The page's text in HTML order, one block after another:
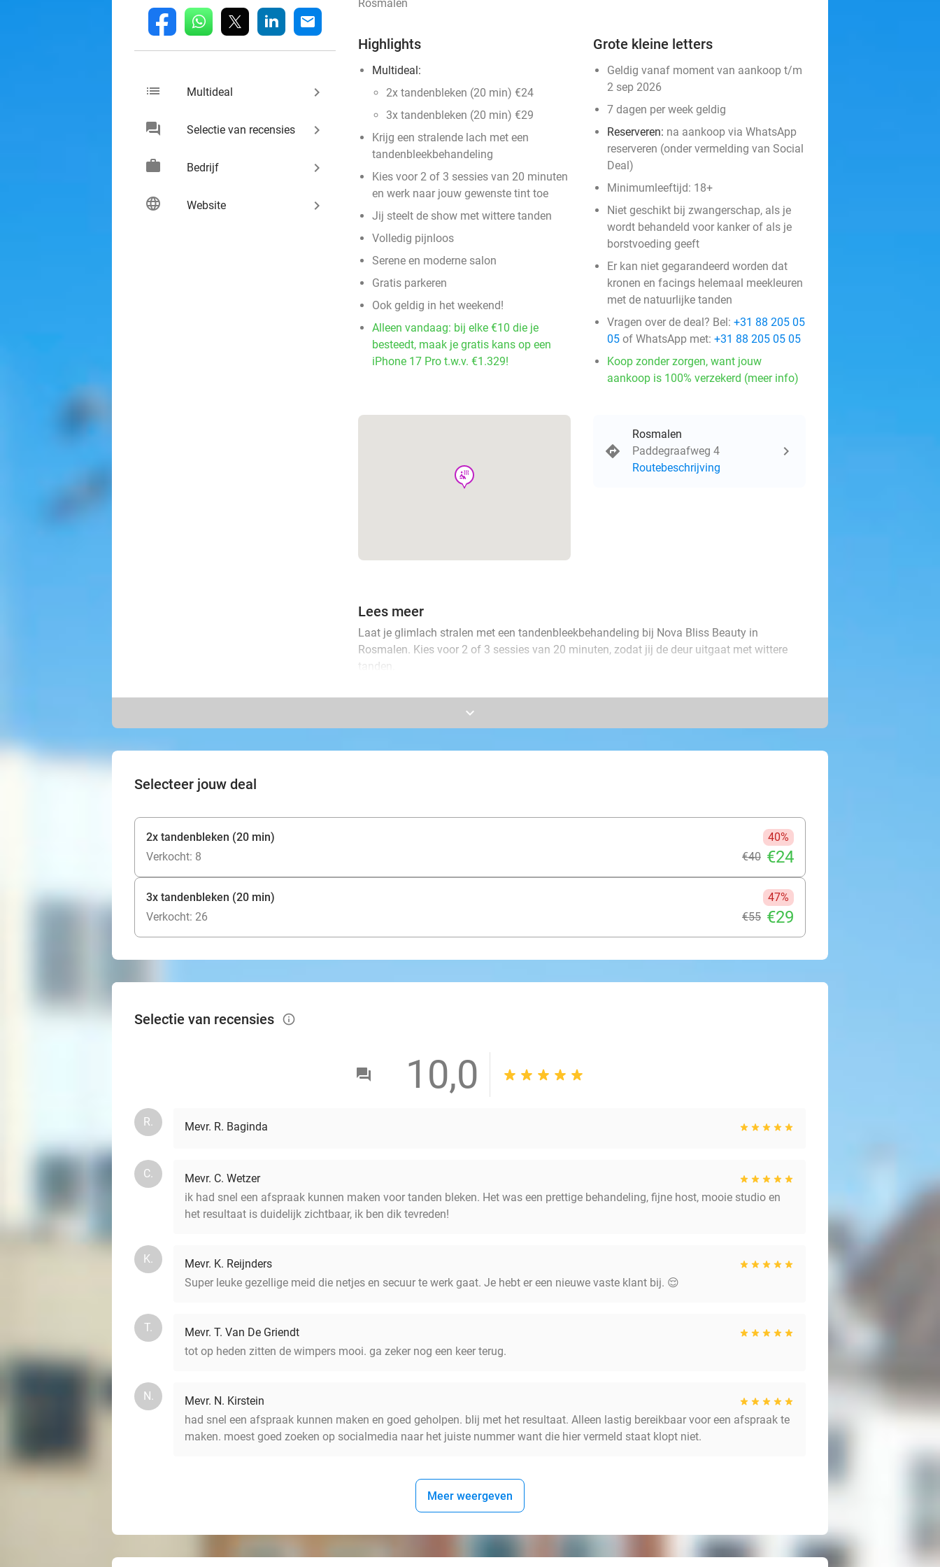
fb whatsapp linkedin mail
list Multideal keyboard_arrow_right
chat Selectie van recensies keyboard_arrow_right
work Bedrijf keyboard_arrow_right
language Website keyboard_arrow_right
Rosmalen
Highlights
Multideal:
2x tandenbleken (20 min) €24
3x tandenbleken (20 min) €29
Krijg een stralende lach met een
tandenbleekbehandeling
Kies voor 2 of 3 sessies van 20 minuten
en werk naar jouw gewenste tint toe
Jij steelt de show met wittere tanden
Volledig pijnloos
Serene en moderne salon
Gratis parkeren
Ook geldig in het weekend!
Alleen vandaag: bij elke €10 die je
besteedt, maak je gratis kans op een
iPhone 17 Pro t.w.v. €1.329!
Grote kleine letters
Geldig vanaf moment van aankoop t/m
2 sep 2026
7 dagen per week geldig
Reserveren: na aankoop via WhatsApp
reserveren (onder vermelding van Social
Deal)
Minimumleeftijd: 18+
Niet geschikt bij zwangerschap, als je
wordt behandeld voor kanker of als je
borstvoeding geeft
Er kan niet gegarandeerd worden dat
kronen en facings helemaal meekleuren
met de natuurlijke tanden
Vragen over de deal? Bel: +31 88 205 05
05 of WhatsApp met: +31 88 205 05 05
Koop zonder zorgen, want jouw
aankoop is 100% verzekerd (meer info)
wellness
Rosmalen
Paddegraafweg 4
Routebeschrijving
Lees meer
Laat je glimlach stralen met een tandenbleekbehandeling bij Nova Bliss Beauty in
Rosmalen. Kies voor 2 of 3 sessies van 20 minuten, zodat jij de deur uitgaat met wittere
tanden.
In de gloednieuwe salon word je hartelijk ontvangen, waardoor je je meteen op je gemak
voelt. Door het gebruik van LED-licht en bleekgel worden jouw tanden geleidelijk witter,
Bliss Beauty!
keyboard_arrow_down
Selecteer jouw deal
2x tandenbleken (20 min)
40%
Verkocht: 8
€40 €24
3x tandenbleken (20 min)
47%
Verkocht: 26
€55 €29
Selectie van recensies info_outlined
10,0
R. Mevr. R. Baginda
C.
Mevr. C. Wetzer
ik had snel een afspraak kunnen maken voor tanden bleken. Het was een prettige behandeling, fijne host, mooie studio en
het resultaat is duidelijk zichtbaar, ik ben dik tevreden!
K.
Mevr. K. Reijnders
Super leuke gezellige meid die netjes en secuur te werk gaat. Je hebt er een nieuwe vaste klant bij. 😌
T.
Mevr. T. Van De Griendt
tot op heden zitten de wimpers mooi. ga zeker nog een keer terug.
N.
Mevr. N. Kirstein
had snel een afspraak kunnen maken en goed geholpen. blij met het resultaat. Alleen lastig bereikbaar voor een afspraak te
maken. moest goed zoeken op socialmedia naar het juiste nummer want die hier vermeld staat klopt niet.
Meer weergeven